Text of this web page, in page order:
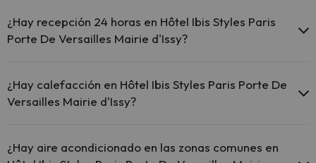
cunas gratis en el hotel (solicítalo antes de iniciar tu viaje).
¿Hay recepción 24 horas en Hôtel Ibis Styles Paris
Porte De Versailles Mairie d'Issy?
recepción 24 horas.
¿Hay calefacción en Hôtel Ibis Styles Paris Porte De
Versailles Mairie d'Issy?
calefacción en las zonas comunes.
¿Hay aire acondicionado en las zonas comunes en